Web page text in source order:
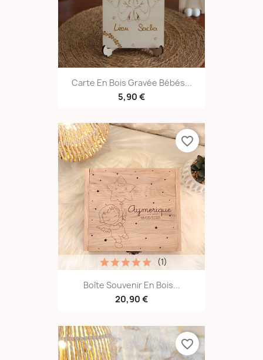
Carte En Bois Gravée Bébés...
5,90 €
Boîte Souvenir En Bois...
20,90 €
(1)
favorite_border
favorite_border